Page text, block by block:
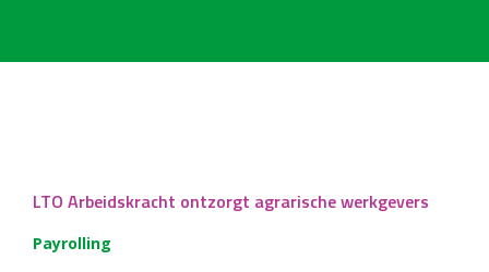
LTO Arbeidskracht ontzorgt agrarische werkgevers
Payrolling